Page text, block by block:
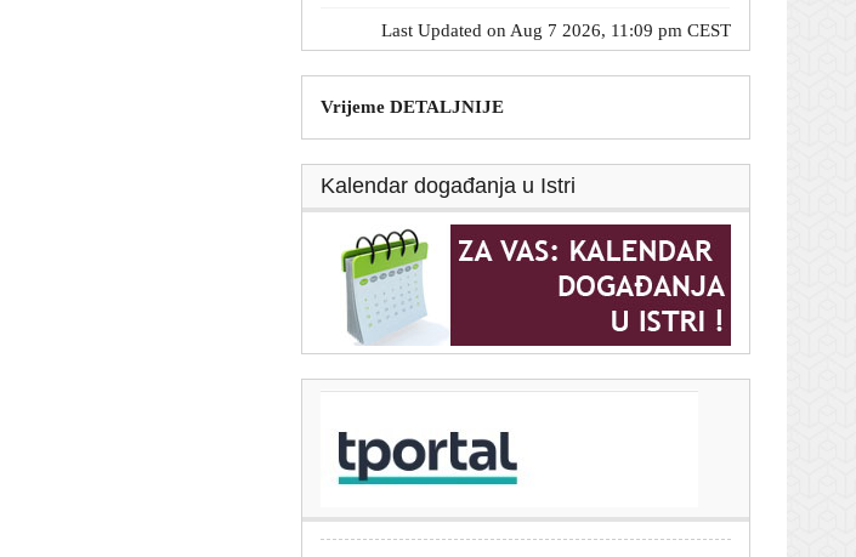
Last Updated on Aug 7 2026, 11:09 pm CEST
Vrijeme DETALJNIJE
Kalendar događanja u Istri
Meri u vestern stilu: Influencerica i voditeljica
privukla pažnju u izdanju u kojem je rijetko viđamo
Uzbuna u NATO-u: Rusi spremaju 'false flag'